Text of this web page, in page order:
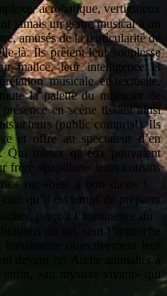
acrobatique, vertigineux
jamais un genre musical à un
amusés de la particularité de
là. Ils prêtent leur souplesse
malice, leur intelligence et
musicale et textuelle.
la palette du nuancier de
en scène tissant ainsi
acteurs (public compris!). Ils
et offre au spectateur d’en
Qui mieux qu’eux pouvaient
frère «papillon» leurs cousins
ou «bête à bon dieu» !
qu’il est temps de préparer
perçoit l’imminence du
du sol, sent l’approche
objectivement leur
devant cet Arche animalier à
«au mystère vivant» qui